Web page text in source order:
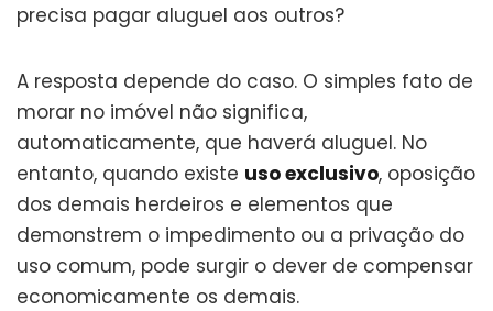
precisa pagar aluguel aos outros?
A resposta depende do caso. O simples fato de
morar no imóvel não significa,
automaticamente, que haverá aluguel. No
entanto, quando existe uso exclusivo, oposição
dos demais herdeiros e elementos que
demonstrem o impedimento ou a privação do
uso comum, pode surgir o dever de compensar
economicamente os demais.